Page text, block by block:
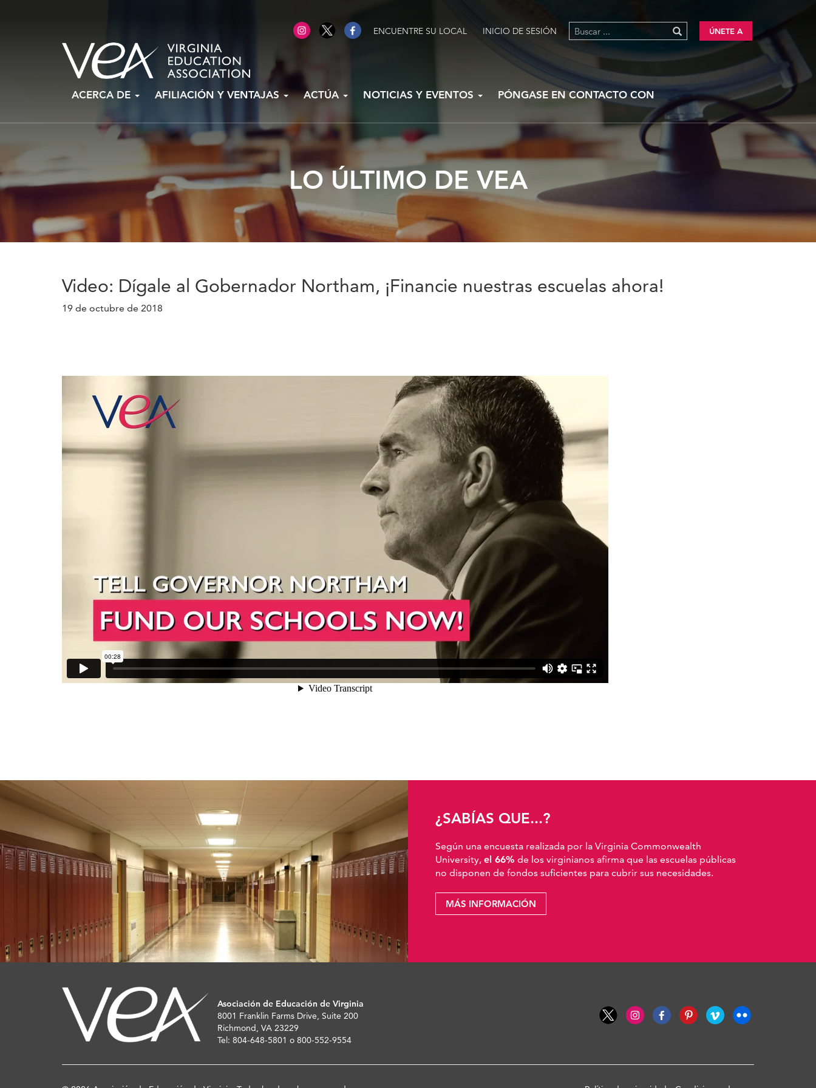
ENCUENTRE SU LOCAL INICIO DE SESIÓN ÚNETE A
ACERCA DE AFILIACIÓN Y VENTAJAS ACTÚA NOTICIAS Y EVENTOS PÓNGASE EN CONTACTO CON
LO ÚLTIMO DE VEA
Video: Dígale al Gobernador Northam, ¡Financie nuestras escuelas ahora!
19 de octubre de 2018
¿SABÍAS QUE...?
Según una encuesta realizada por la Virginia Commonwealth
University, el 66% de los virginianos afirma que las escuelas públicas
no disponen de fondos suficientes para cubrir sus necesidades.
MÁS INFORMACIÓN
Asociación de Educación de Virginia
8001 Franklin Farms Drive, Suite 200
Richmond, VA 23229
Tel: 804-648-5801 o 800-552-9554